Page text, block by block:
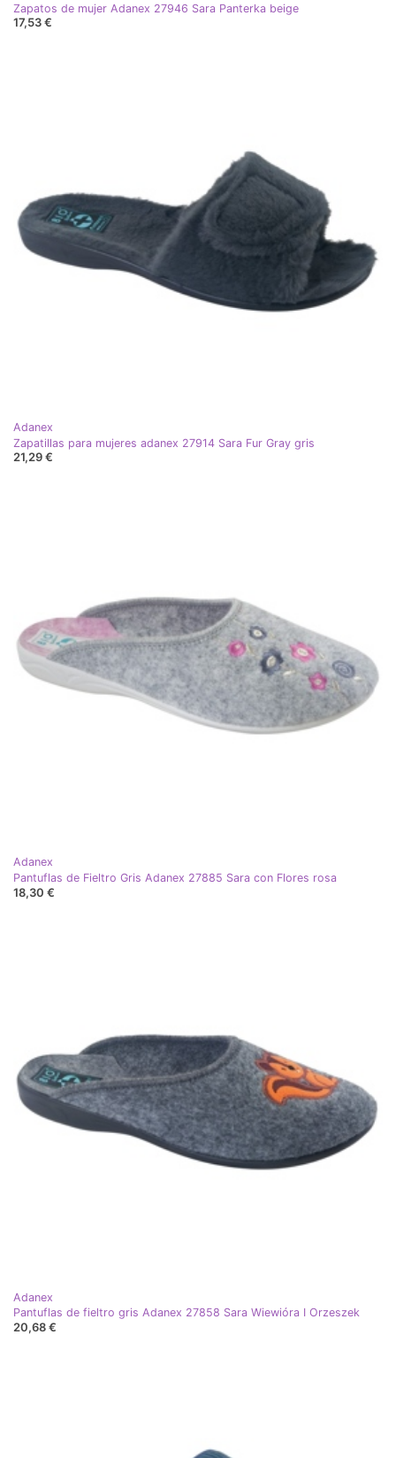
Zapatos de mujer Adanex 27946 Sara Panterka beige
17,53 €
Adanex
Zapatillas para mujeres adanex 27914 Sara Fur Gray gris
21,29 €
Adanex
Pantuflas de Fieltro Gris Adanex 27885 Sara con Flores rosa
18,30 €
Adanex
Pantuflas de fieltro gris Adanex 27858 Sara Wiewióra I Orzeszek
20,68 €